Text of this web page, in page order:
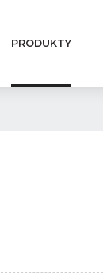
PRODUKTY